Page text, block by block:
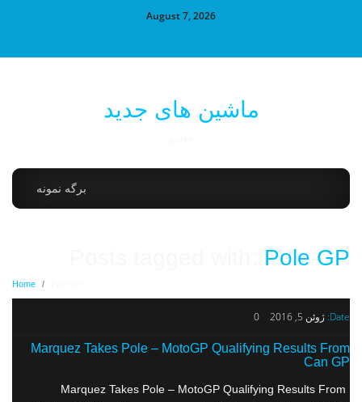
August 7, 2026
ماشین های جدید
برگه نمونه
Posts tagged with:Pole GP
Home
Date: ژوئن 5, 2016 0
Marquez Takes Pole – MotoGP Qualifying Results From
Can GP
Marquez Takes Pole – MotoGP Qualifying Results From